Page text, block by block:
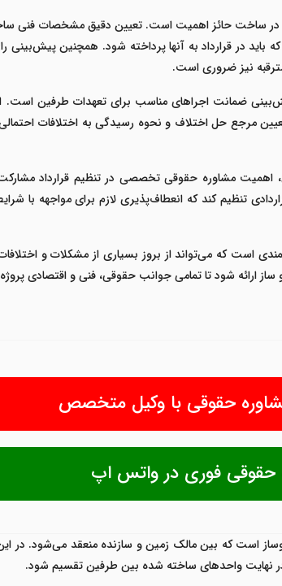
در ساخت حائز اهمیت است. تعیین دقیق مشخصات فنی
باید در قرارداد به آنها پرداخته شود. همچنین
نیز ضروری است.
ضمانت اجراهای مناسب برای تعهدات طرفین است.
حل اختلاف و نحوه رسیدگی به اختلافات احتمالی
اهمیت مشاوره حقوقی تخصصی در تنظیم قرارداد
تنظیم کند که انعطاف‌پذیری لازم برای مواجهه با
است که می‌تواند از بروز بسیاری از مشکلات و
شود تا تمامی جوانب حقوقی، فنی و اقتصادی
حقوقی با وکیل متخصص
حقوقی فوری در واتس اپ
است که بین مالک زمین و سازنده منعقد می‌شود. در این
نهایت واحدهای ساخته شده بین طرفین تقسیم شود.